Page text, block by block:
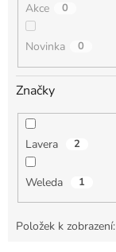
Akce 0
Novinka 0
Značky
Lavera 2
Weleda 1
Položek k zobrazení: